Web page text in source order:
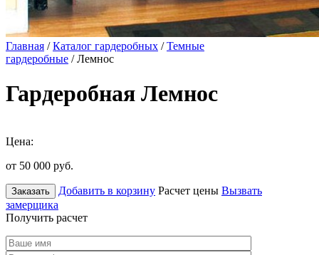
Главная /Каталог гардеробных /Темные
гардеробные / Лемнос
Гардеробная Лемнос
Цена:
от 50 000 руб.
Заказать Добавить в корзину Расчет цены Вызвать
замерщика
Получить расчет